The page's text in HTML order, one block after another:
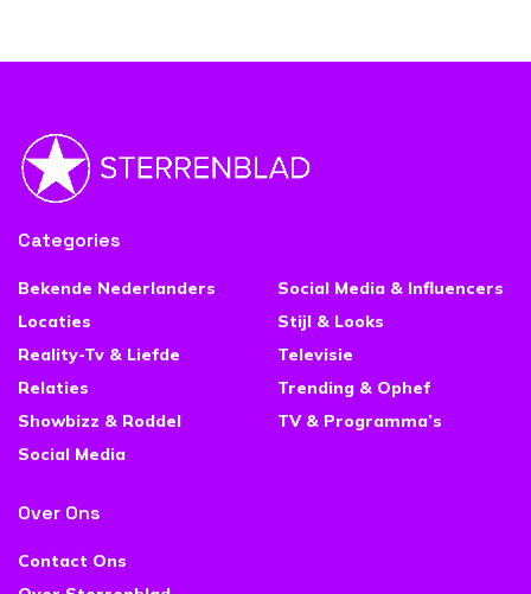
Categories
Bekende Nederlanders
Locaties
Reality-Tv & Liefde
Relaties
Showbizz & Roddel
Social Media
Social Media & Influencers
Stijl & Looks
Televisie
Trending & Ophef
TV & Programma’s
Over Ons
Contact Ons